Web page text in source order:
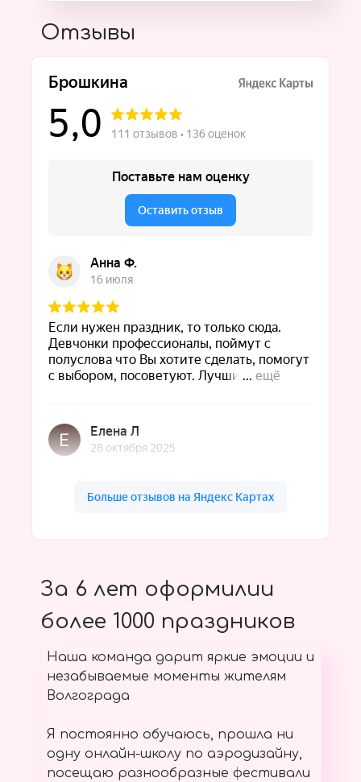
Отзывы
За 6 лет оформилии
более 1000 праздников
Наша команда дарит яркие эмоции и
незабываемые моменты жителям
Волгограда
Я постоянно обучаюсь, прошла ни
одну онлайн-школу по аэродизайну,
посещаю разнообразные фестивали